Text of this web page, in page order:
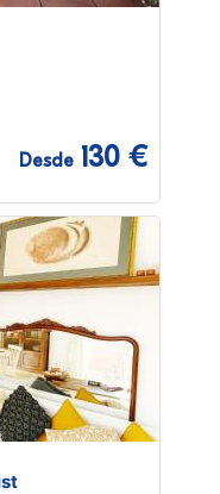
Desde 130 €